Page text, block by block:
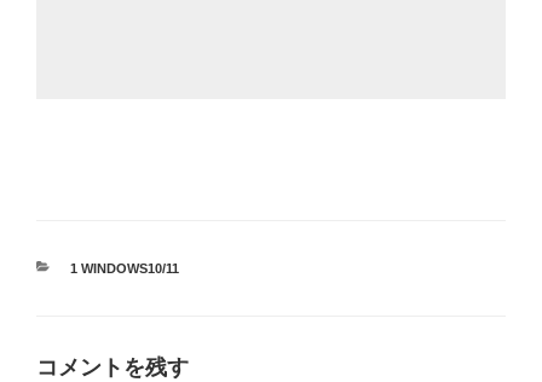
カ
1 WINDOWS10/11
コメントを残す